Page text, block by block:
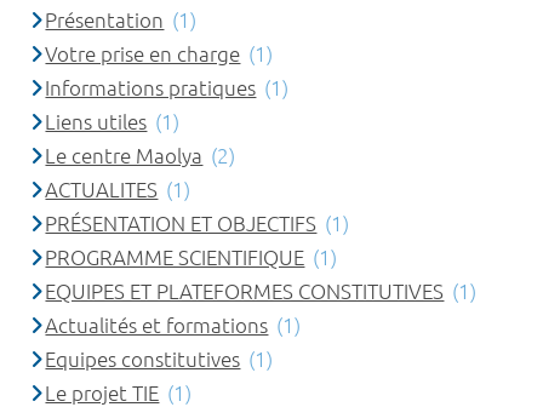
Présentation (1)
Votre prise en charge (1)
Informations pratiques (1)
Liens utiles (1)
Le centre Maolya (2)
ACTUALITES (1)
PRÉSENTATION ET OBJECTIFS (1)
PROGRAMME SCIENTIFIQUE (1)
EQUIPES ET PLATEFORMES CONSTITUTIVES (1)
Actualités et formations (1)
Equipes constitutives (1)
Le projet TIE (1)